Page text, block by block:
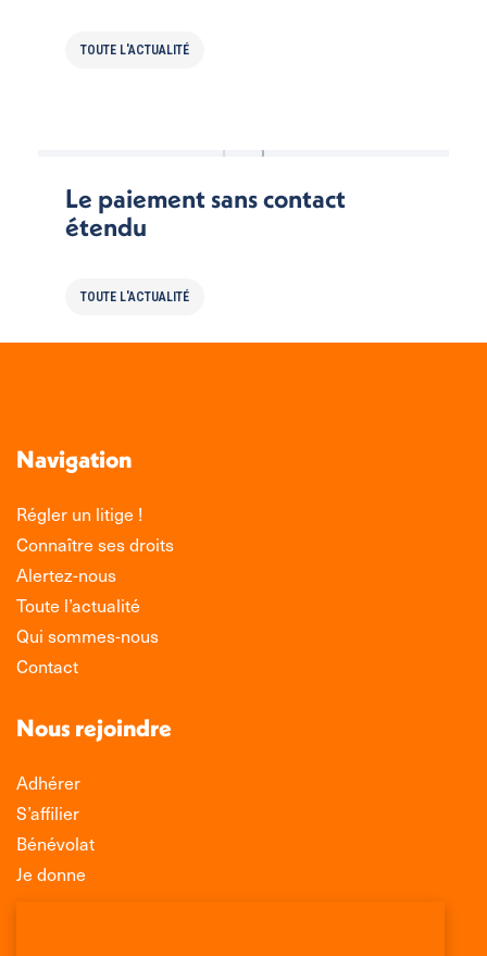
TOUTE L'ACTUALITÉ
Le paiement sans contact
étendu
TOUTE L'ACTUALITÉ
Navigation
Régler un litige !
Connaître ses droits
Alertez-nous
Toute l’actualité
Qui sommes-nous
Contact
Nous rejoindre
Adhérer
S’affilier
Bénévolat
Je donne